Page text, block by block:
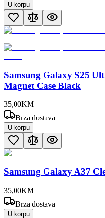
U korpu
Samsung Galaxy S25
Magnet Case Black
35,00KM
Brza dostava
U korpu
Samsung Galaxy A37
35,00KM
Brza dostava
U korpu